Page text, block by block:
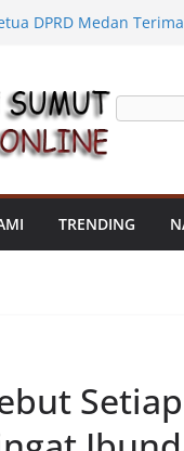
Perkuat Sinergi
SDABMBK
Jalan Taduan Dari
Narkoba Polres
Sita 19,60 Gram
Bukti
Alasan Plh Sekda
TRENDING